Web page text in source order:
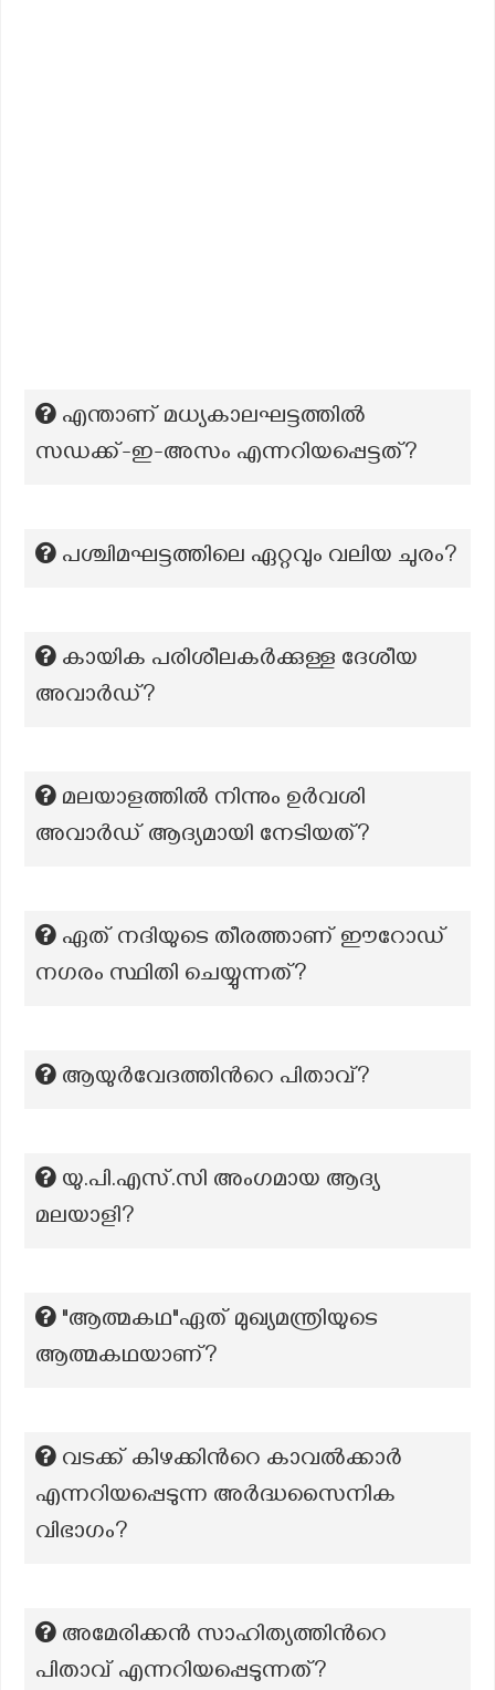
എന്താണ് മധ്യകാലഘട്ടത്തിൽ
സഡക്ക്-ഇ-അസം എന്നറിയപ്പെട്ടത്?
പശ്ചിമഘട്ടത്തിലെ ഏറ്റവും വലിയ ചുരം?
കായിക പരിശീലകർക്കുള്ള ദേശീയ
അവാർഡ്?
മലയാളത്തിൽ നിന്നും ഉർവശി
അവാർഡ് ആദ്യമായി നേടിയത്?
ഏത് നദിയുടെ തീരത്താണ് ഈറോഡ്
നഗരം സ്ഥിതി ചെയ്യുന്നത്?
ആയുർവേദത്തിന്‍റെ പിതാവ്?
യു.പി.എസ്.സി അംഗമായ ആദ്യ
മലയാളി?
"ആത്മകഥ"ഏത് മുഖ്യമന്ത്രിയുടെ
ആത്മകഥയാണ്?
വടക്ക് കിഴക്കിന്‍റെ കാവൽക്കാർ
എന്നറിയപ്പെടുന്ന അർദ്ധസൈനിക
വിഭാഗം?
അമേരിക്കൻ സാഹിത്യത്തിൻറെ
പിതാവ് എന്നറിയപ്പെടുന്നത്?